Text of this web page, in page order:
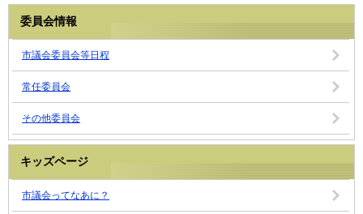
委員会情報
市議会委員会等日程
常任委員会
その他委員会
キッズページ
市議会ってなあに？